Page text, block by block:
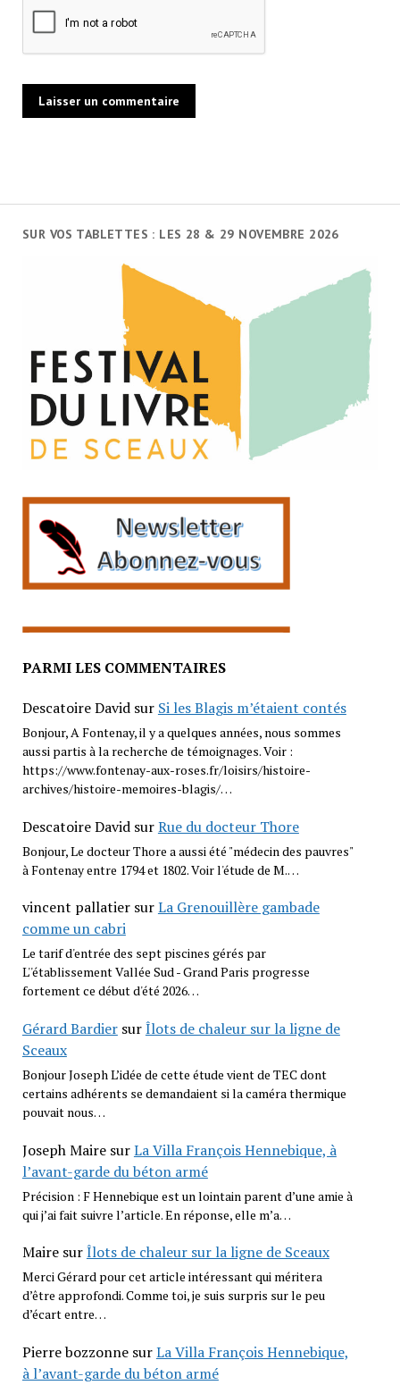
SUR VOS TABLETTES : LES 28 & 29 NOVEMBRE 2026
PARMI LES COMMENTAIRES
Descatoire Davidsur Si les Blagis m’étaient contés
Bonjour, A Fontenay, il y a quelques années, nous sommes
aussi partis à la recherche de témoignages. Voir :
https://www.fontenay-aux-roses.fr/loisirs/histoire-
archives/histoire-memoires-blagis/…
Descatoire DavidsurRue du docteur Thore
Bonjour, Le docteur Thore a aussi été "médecin des pauvres"
à Fontenay entre 1794 et 1802. Voir l'étude de M.…
vincent pallatiersurLa Grenouillère gambade
comme un cabri
Le tarif d'entrée des sept piscines gérés par
L''établissement Vallée Sud - Grand Paris progresse
fortement ce début d'été 2026…
Gérard BardiersurÎlots de chaleur sur la ligne de
Sceaux
Bonjour Joseph L’idée de cette étude vient de TEC dont
certains adhérents se demandaient si la caméra thermique
pouvait nous…
Joseph MairesurLa Villa François Hennebique, à
l’avant-garde du béton armé
Précision : F Hennebique est un lointain parent d’une amie à
qui j’ai fait suivre l’article. En réponse, elle m’a…
MairesurÎlots de chaleur sur la ligne de Sceaux
Merci Gérard pour cet article intéressant qui méritera
d’être approfondi. Comme toi, je suis surpris sur le peu
d’écart entre…
Pierre bozzonnesurLa Villa François Hennebique,
à l’avant-garde du béton armé